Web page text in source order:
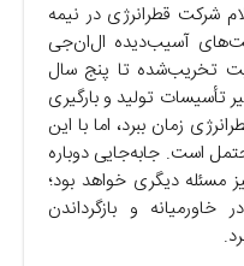
شرکت قطرانرژی در نیمه
آسیب‌دیده ال‌ان‌جی
از ظرفیت تخریب‌شده تا پنج سال
تأسیسات تولید و بارگیری
زمان ببرد، اما با این
است. جابه‌جایی دوباره
دیگری خواهد بود؛
خاورمیانه و بازگرداندن